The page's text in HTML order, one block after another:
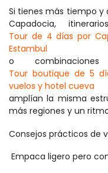
Si tienes más tiempo y
Capadocia,
Tour de 4 días por
Estambul
o
Tour boutique de 5
vuelos y hotel cueva
amplían la misma
más regiones y un
Consejos prácticos de
Empaca ligero pero